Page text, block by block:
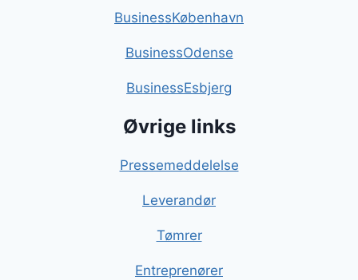
BusinessKøbenhavn
BusinessOdense
BusinessEsbjerg
Øvrige links
Pressemeddelelse
Leverandør
Tømrer
Entreprenører